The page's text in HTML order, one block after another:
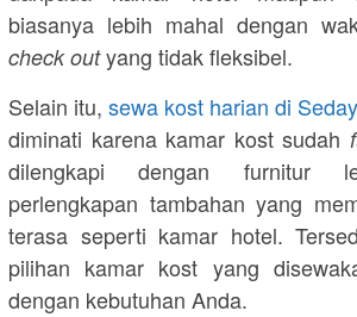
biasanya lebih mahal dengan
check outyang tidak fleksibel.
Selain itu, sewa kost harian di
diminati karena kamar kost sudah
dilengkapi dengan furnitur
perlengkapan tambahan yang
terasa seperti kamar hotel.
pilihan kamar kost yang
dengan kebutuhan Anda.